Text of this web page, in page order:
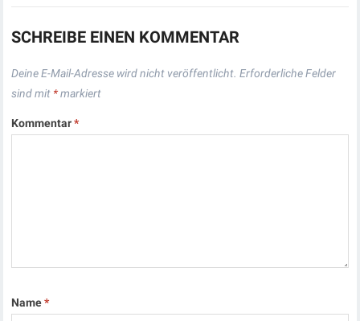
SCHREIBE EINEN KOMMENTAR
Deine E-Mail-Adresse wird nicht veröffentlicht. Erforderliche Felder
sind mit *markiert
Kommentar*
Name*